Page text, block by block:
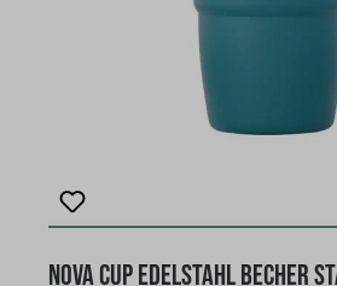
aus Edelstahl, rostfrei, nicht
Die Farbe ist bruchfest und
bekommt keine
oz, Farbe schwarz, stapelbar mit
Nova Cup Edelstahl Becher